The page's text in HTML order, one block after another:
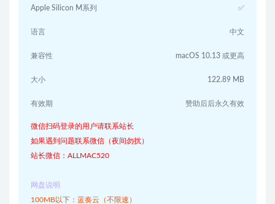
Apple Silicon M系列 ✅
语言 中文
兼容性 macOS 10.13 或更高
大小 122.89 MB
有效期 赞助后后永久有效
微信扫码登录的用户请联系站长
如果遇到问题联系微信（夜间勿扰）
站长微信：ALLMAC520
网盘说明
100MB以下：蓝奏云（不限速）